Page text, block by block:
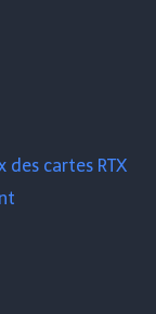
des cartes RTX